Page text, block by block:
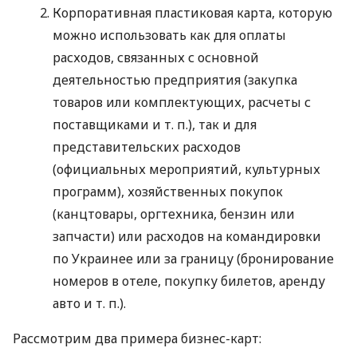
Корпоративная пластиковая карта, которую
можно использовать как для оплаты
расходов, связанных с основной
деятельностью предприятия (закупка
товаров или комплектующих, расчеты с
поставщиками и т. п.), так и для
представительских расходов
(официальных мероприятий, культурных
программ), хозяйственных покупок
(канцтовары, оргтехника, бензин или
запчасти) или расходов на командировки
по Украинее или за границу (бронирование
номеров в отеле, покупку билетов, аренду
авто и т. п.).
Рассмотрим два примера бизнес-карт: